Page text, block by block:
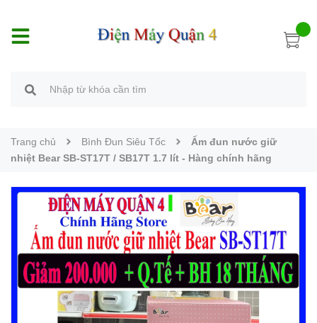
Trang chủ Bình Đun Siêu Tốc
Ấm đun nước giữ
nhiệt Bear SB-ST17T / SB17T 1.7 lít - Hàng chính hãng